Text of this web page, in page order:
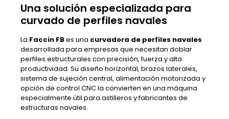
Una solución especializada para
curvado de perfiles navales
La Faccin FBes una curvadora de perfiles navales
desarrollada para empresas que necesitan doblar
perfiles estructurales con precisión, fuerza y alta
productividad. Su diseño horizontal, brazos laterales,
sistema de sujeción central, alimentación motorizada y
opción de control CNC la convierten en una máquina
especialmente útil para astilleros y fabricantes de
estructuras navales.